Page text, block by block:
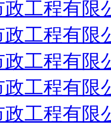
工程有限
工程有限
工程有限
政工程有限
政工程有限